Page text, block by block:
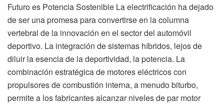
Futuro es Potencia Sostenible La electrificación ha dejado
de ser una promesa para convertirse en la columna
vertebral de la innovación en el sector del automóvil
deportivo. La integración de sistemas híbridos, lejos de
diluir la esencia de la deportividad, la potencia. La
combinación estratégica de motores eléctricos con
propulsores de combustión interna, a menudo biturbo,
permite a los fabricantes alcanzar niveles de par motor